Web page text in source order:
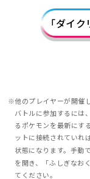
「ダイ
他のプレイヤーが開催
バトルに参加するには
るポケモンを最新にす
ットに接続されていれ
状態になります。手動
を開き、「ふしぎなお
てください。